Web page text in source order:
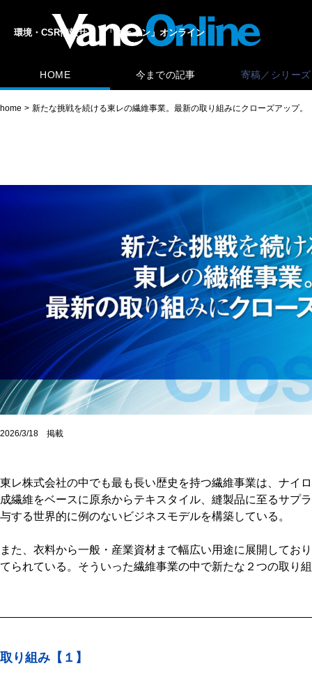
環境・CSR情報サイト「ヴェイン」オンライン
HOME 今までの記事 寄稿／シリーズ
home 新たな挑戦を続ける東レの繊維事業。最新の取り組みにクローズアップ。
2026/3/18 掲載
東レ株式会社の中でも最も長い歴史を持つ繊維事業は、ナイ
成繊維をベースに原糸からテキスタイル、縫製品に至るサプ
与する世界的に例のないビジネスモデルを構築している。
また、衣料から一般・産業資材まで幅広い用途に展開してお
てられている。そういった繊維事業の中で新たな２つの取り
取り組み【１】